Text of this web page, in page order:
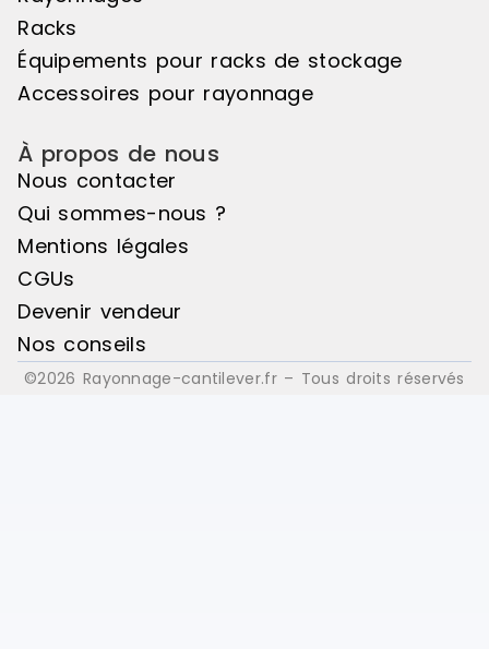
Racks
Équipements pour racks de stockage
Accessoires pour rayonnage
À propos de nous
Nous contacter
Qui sommes-nous ?
Mentions légales
CGUs
Devenir vendeur
Nos conseils
©2026 Rayonnage-cantilever.fr – Tous droits réservés